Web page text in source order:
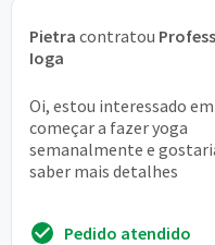
Pietra contratou
Ioga
Oi, estou interessado em
começar a fazer yoga
semanalmente e
saber mais detalhes
Pedido atendido